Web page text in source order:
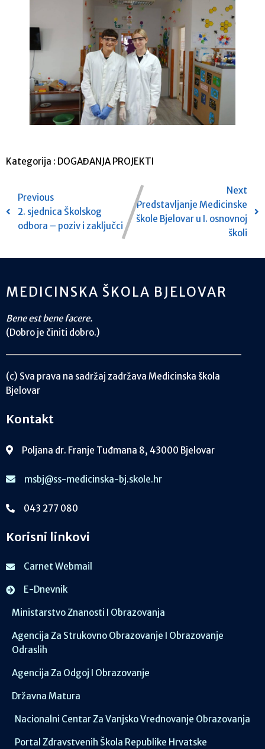
Kategorija : DOGAĐANJA PROJEKTI
Previous
2. sjednica Školskog
odbora – poziv i zaključci
Next
Predstavljanje Medicinske
škole Bjelovar u I. osnovnoj
školi
MEDICINSKA ŠKOLA BJELOVAR
Bene est bene facere.
(Dobro je činiti dobro.)
(c) Sva prava na sadržaj zadržava Medicinska škola
Bjelovar
Kontakt
Poljana dr. Franje Tuđmana 8, 43000 Bjelovar
msbj@ss-medicinska-bj.skole.hr
043 277 080
Korisni linkovi
Carnet Webmail
E-Dnevnik
Ministarstvo Znanosti I Obrazovanja
Agencija Za Strukovno Obrazovanje I Obrazovanje
Odraslih
Agencija Za Odgoj I Obrazovanje
Državna Matura
Nacionalni Centar Za Vanjsko Vrednovanje Obrazovanja
Portal Zdravstvenih Škola Republike Hrvatske